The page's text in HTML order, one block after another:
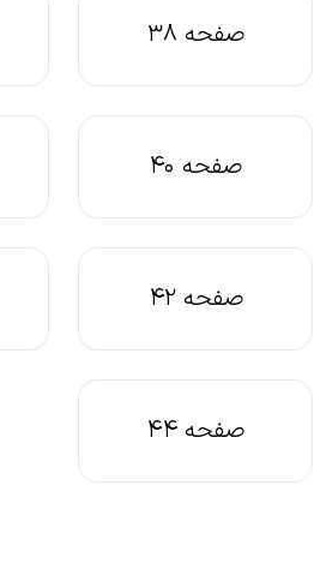
صفحه 38
صفحه 40
صفحه 42
صفحه 44